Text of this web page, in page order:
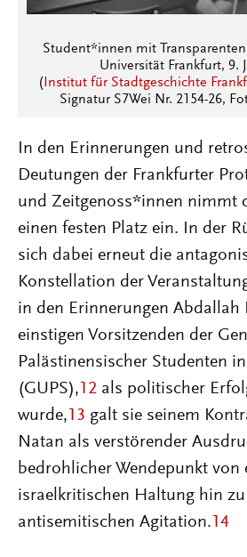
Student*innen mit
Universität Frankfurt, 9.
( Institut für Stadtgeschichte
Signatur S7Wei Nr. 2154-26,
In den Erinnerungen und
Deutungen der Frankfurter
und Zeitgenoss*innen nimmt
einen festen Platz ein. In der
sich dabei erneut die
Konstellation der
in den Erinnerungen Abdallah
einstigen Vorsitzenden der
Palästinensischer Studenten
(GUPS), 12 als politischer
wurde, 13 galt sie seinem
Natan als verstörender
bedrohlicher Wendepunkt von
israelkritischen Haltung hin
antisemitischen Agitation. 14